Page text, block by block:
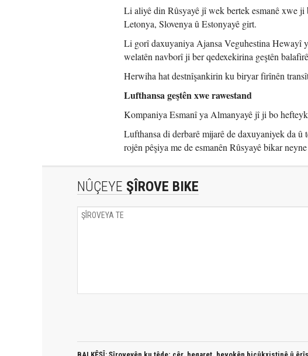
Li aliyê din Rûsyayê jî wek bertek esmanê xwe
Letonya, Slovenya û Estonyayê girt.
Li gorî daxuyaniya Ajansa Veguhestina Hewayî
welatên navborî ji ber qedexekirina geştên
Herwiha hat destnîşankirin ku biryar firînên
Lufthansa geştên xwe rawestand
Kompaniya Esmanî ya Almanyayê jî ji bo
Lufthansa di derbarê mijarê de daxuyaniyek da
rojên pêşiya me de esmanên Rûsyayê bikar
NÛÇEYE ŞÎROVE BIKE